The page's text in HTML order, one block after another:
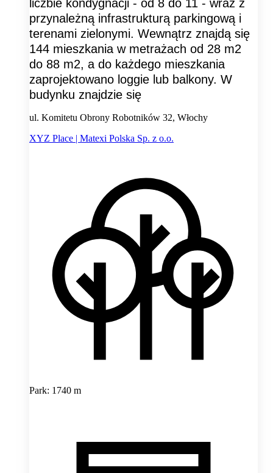
liczbie kondygnacji - od 8 do 11 - wraz z
przynależną infrastrukturą parkingową i
terenami zielonymi. Wewnątrz znajdą się
144 mieszkania w metrażach od 28 m2
do 88 m2, a do każdego mieszkania
zaprojektowano loggie lub balkony. W
budynku znajdzie się
ul. Komitetu Obrony Robotników 32, Włochy
XYZ Place | Matexi Polska Sp. z o.o.
Park: 1740 m